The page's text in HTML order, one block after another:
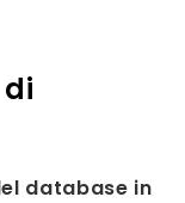
database in